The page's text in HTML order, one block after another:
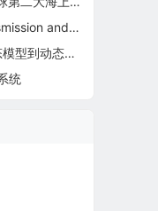
Piping Systems
切换的实操步骤
统